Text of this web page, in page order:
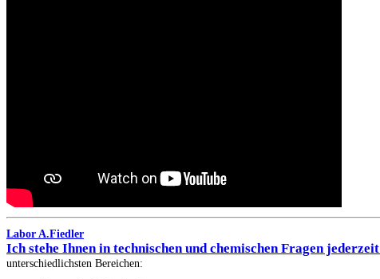
Labor A.Fiedler
Ich stehe Ihnen in technischen und chemischen Fragen
unterschiedlichsten Bereichen: